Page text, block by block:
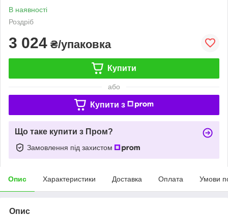
В наявності
Роздріб
3 024 ₴/упаковка
Купити
або
Купити з
Що таке купити з Пром?
Замовлення під захистом
Опис Характеристики Доставка Оплата Умови
Опис